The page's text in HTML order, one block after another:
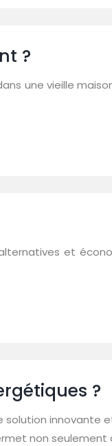
?
une vieille
et
?
innovante
non seulement